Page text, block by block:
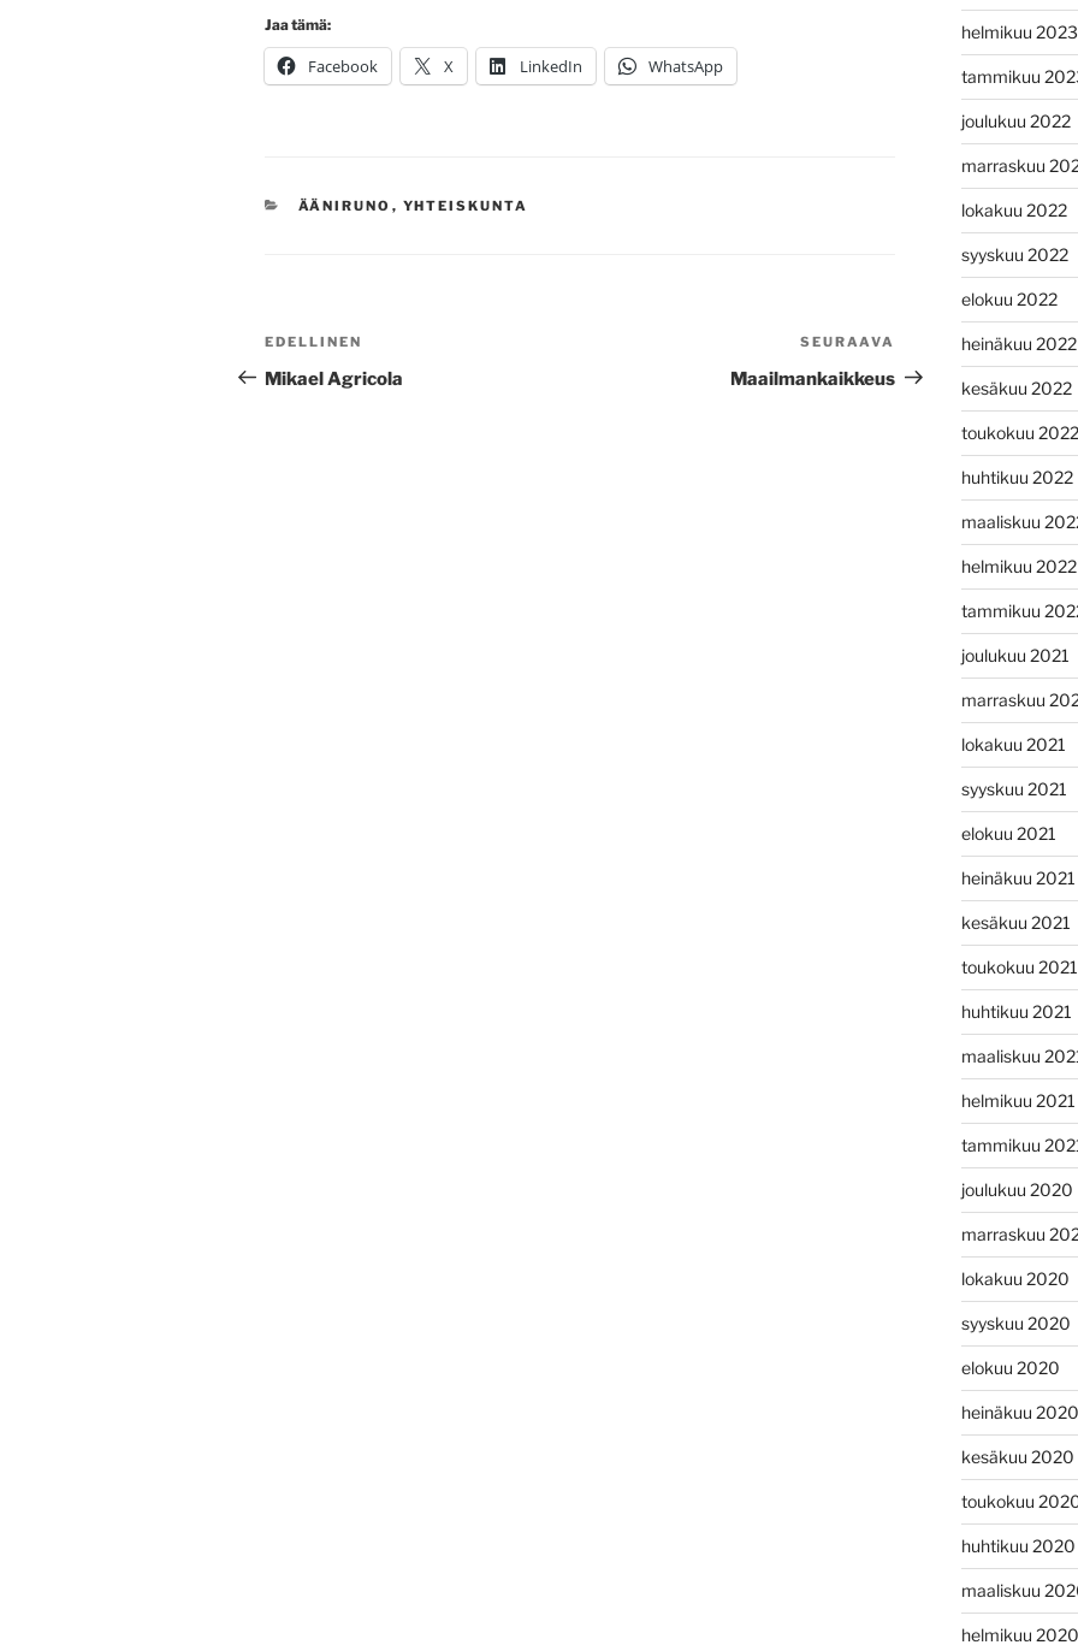
Jaa tämä:
Facebook X LinkedIn WhatsApp
KATEGORIAT
ÄÄNIRUNO , YHTEISKUNTA
Artikkelien
selaus
Edellinen
artikkeli
EDELLINEN
Mikael Agricola
Seuraava
artikkeli
SEURAAVA
Maailmankaikkeus
helmikuu 2023
tammikuu
joulukuu 2022
marraskuu
lokakuu 2022
syyskuu 2022
elokuu 2022
heinäkuu 2022
kesäkuu 2022
toukokuu 2022
huhtikuu 2022
maaliskuu
helmikuu 2022
tammikuu
joulukuu 2021
marraskuu
lokakuu 2021
syyskuu 2021
elokuu 2021
heinäkuu 2021
kesäkuu 2021
toukokuu 2021
huhtikuu 2021
maaliskuu
helmikuu 2021
tammikuu
joulukuu 2020
marraskuu
lokakuu 2020
syyskuu 2020
elokuu 2020
heinäkuu 2020
kesäkuu 2020
toukokuu
huhtikuu 2020
maaliskuu
helmikuu 2020